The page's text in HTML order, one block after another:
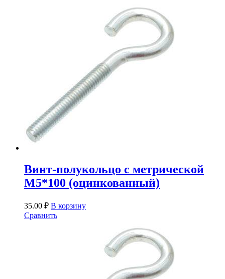
Винт-полукольцо с метрической
М5*100 (оцинкованный)
35.00 ₽ В корзину
Сравнить